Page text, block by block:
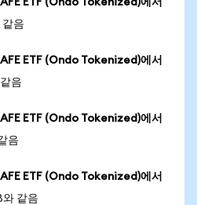
ETF (Ondo Tokenized)에서
같음
ETF (Ondo Tokenized)에서
음
ETF (Ondo Tokenized)에서
음
ETF (Ondo Tokenized)에서
와 같음